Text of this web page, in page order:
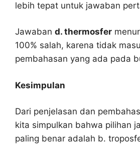
lebih tepat untuk jawaban
Jawaban d. thermosfer
100% salah, karena tidak
pembahasan yang ada pada
Kesimpulan
Dari penjelasan dan
kita simpulkan bahwa pilihan
paling benar adalah b.